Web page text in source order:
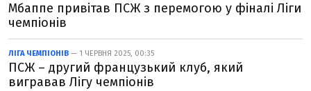
Мбаппе привітав ПСЖ з перемогою у фіналі Ліги
чемпіонів
ЛІГА ЧЕМПІОНІВ — 1 ЧЕРВНЯ 2025, 00:35
ПСЖ – другий французький клуб, який
вигравав Лігу чемпіонів